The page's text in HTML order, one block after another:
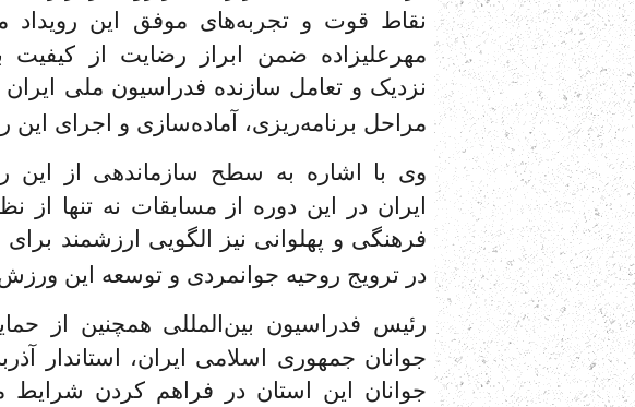
نقاط قوت و تجربه‌های موفق این رویداد
مهرعلیزاده ضمن ابراز رضایت از کیفیت
نزدیک و تعامل سازنده فدراسیون ملی
مراحل برنامه‌ریزی، آماده‌سازی و اجرای این
وی با اشاره به سطح سازماندهی از این
ایران در این دوره از مسابقات نه تنها از
فرهنگی و پهلوانی نیز الگویی ارزشمند
در ترویج روحیه جوانمردی و توسعه این
رئیس فدراسیون بین‌المللی همچنین از
جوانان جمهوری اسلامی ایران، استاندار
جوانان این استان در فراهم کردن شرایط